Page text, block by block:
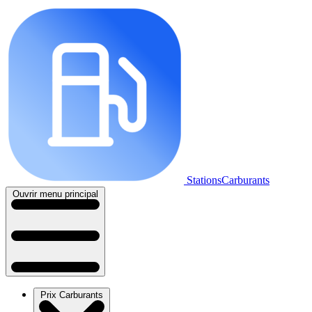
StationsCarburants
Ouvrir menu principal
Prix Carburants